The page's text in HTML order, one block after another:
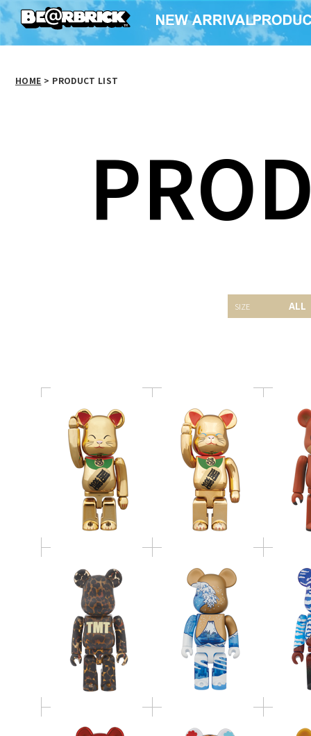
HOME > PRODUCT LIST
ALL
BE@RBRICK 招き猫 金
メッキ 弐 400％
TMT BE@RBRICK
富士山 BE@RBRICK
400%：葛飾北斎筆 冨
嶽三十六景 神奈川沖
浪裏
赤富士
葛飾
六
BE@RBRICK SERIES 27
BE@RBRICK 着ぐるみ
ペコちゃん 400％